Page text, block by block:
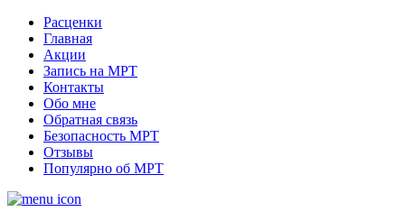
Расценки
Главная
Акции
Запись на МРТ
Контакты
Обо мне
Обратная связь
Безопасность МРТ
Отзывы
Популярно об МРТ